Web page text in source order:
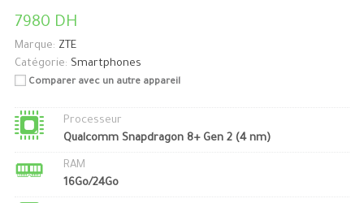
7980 DH
Marque: ZTE
Catégorie: Smartphones
Comparer avec un autre appareil
Processeur
Qualcomm Snapdragon 8+ Gen 2 (4 nm)
RAM
16Go/24Go